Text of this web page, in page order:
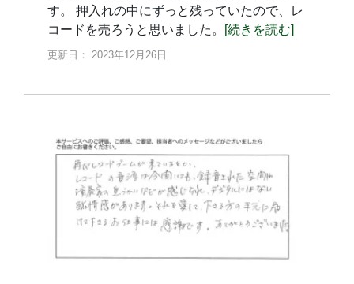
す。 押入れの中にずっと残っていたので、レ
コードを売ろうと思いました。
[続きを読む]
更新日： 2023年12月26日